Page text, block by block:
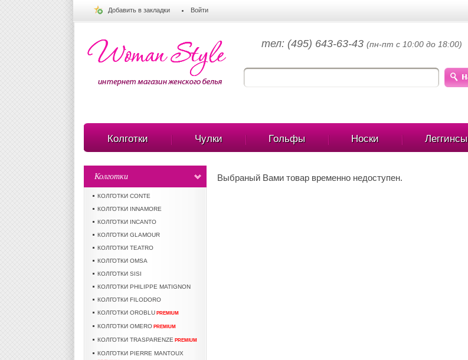
Добавить в закладки Войти
тел: (495) 643-63-43 (пн-пт с 10:00 до 18:00)
Колготки Чулки Гольфы Носки Леггинсы
Колготки
КОЛГОТКИ CONTE
КОЛГОТКИ INNAMORE
КОЛГОТКИ INCANTO
КОЛГОТКИ GLAMOUR
КОЛГОТКИ TEATRO
КОЛГОТКИ OMSA
КОЛГОТКИ SISI
КОЛГОТКИ PHILIPPE MATIGNON
КОЛГОТКИ FILODORO
КОЛГОТКИ OROBLU PREMIUM
КОЛГОТКИ OMERO PREMIUM
КОЛГОТКИ TRASPARENZE PREMIUM
КОЛГОТКИ PIERRE MANTOUX
Выбраный Вами товар временно недоступен.